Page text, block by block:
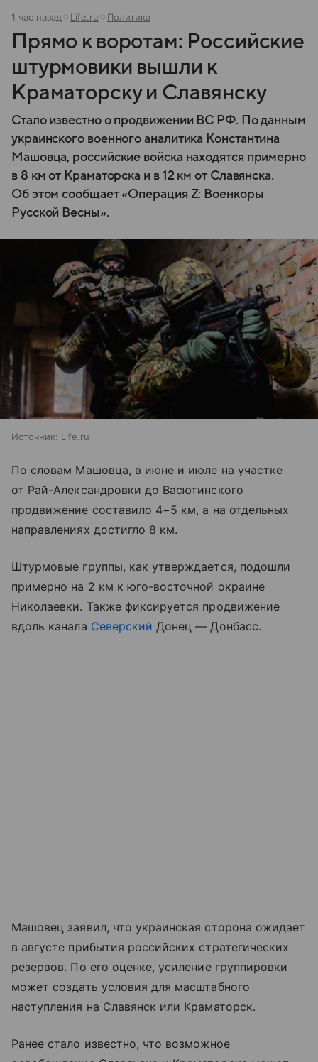
1 час назад Life.ru Политика
Прямо к воротам: Российские
штурмовики вышли к
Краматорску и Славянску
Стало известно о продвижении ВС РФ. По данным
украинского военного аналитика Константина
Машовца, российские войска находятся примерно
в 8 км от Краматорска и в 12 км от Славянска.
Об этом сообщает «Операция Z: Военкоры
Русской Весны».
Источник: Life.ru
По словам Машовца, в июне и июле на участке
от Рай-Александровки до Васютинского
продвижение составило 4−5 км, а на отдельных
направлениях достигло 8 км.
Штурмовые группы, как утверждается, подошли
примерно на 2 км к юго-восточной окраине
Николаевки. Также фиксируется продвижение
вдоль канала Северский Донец — Донбасс.
Машовец заявил, что украинская сторона ожидает
в августе прибытия российских стратегических
резервов. По его оценке, усиление группировки
может создать условия для масштабного
наступления на Славянск или Краматорск.
Ранее стало известно, что возможное